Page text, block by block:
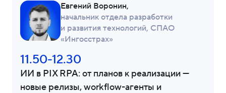
Евгений Воронин,
начальник отдела разработки
и развития технологий, СПАО
«Ингосстрах»
11.50-12.30
ИИ в PIX RPA: от планов к реализации —
новые релизы, workflow-агенты и